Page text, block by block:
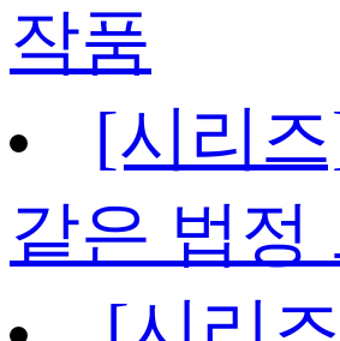
작품
[시리
같은 법정